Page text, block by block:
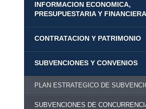
INFORMACION ECONOMICA,
PRESUPUESTARIA Y FINANCIERA
CONTRATACION Y PATRIMONIO
SUBVENCIONES Y CONVENIOS
PLAN ESTRATEGICO DE
SUBVENCIONES DE